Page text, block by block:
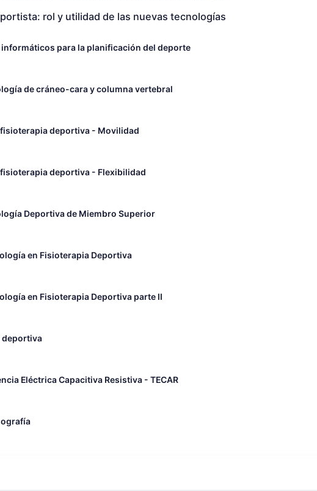
rol y utilidad de las nuevas tecnologías
para la planificación del deporte
de cráneo-cara y columna vertebral
fisioterapia deportiva - Movilidad
fisioterapia deportiva - Flexibilidad
Deportiva de Miembro Superior
en Fisioterapia Deportiva
en Fisioterapia Deportiva parte II
Eléctrica Capacitiva Resistiva - TECAR